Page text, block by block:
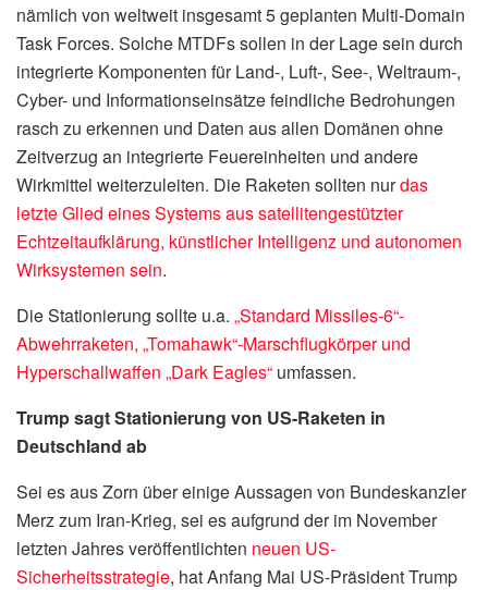
nämlich von weltweit insgesamt 5 geplanten Multi-Domain
Task Forces. Solche MTDFs sollen in der Lage sein durch
integrierte Komponenten für Land-, Luft-, See-, Weltraum-,
Cyber- und Informationseinsätze feindliche Bedrohungen
rasch zu erkennen und Daten aus allen Domänen ohne
Zeitverzug an integrierte Feuereinheiten und andere
Wirkmittel weiterzuleiten. Die Raketen sollten nurdas
letzte Glied eines Systems aus satellitengestützter
Echtzeitaufklärung, künstlicher Intelligenz und autonomen
Wirksystemen sein.
Die Stationierung sollte u.a. „Standard Missiles-6“-
Abwehrraketen, „Tomahawk“-Marschflugkörper und
Hyperschallwaffen „Dark Eagles“ umfassen.
Trump sagt Stationierung von US-Raketen in
Deutschland ab
Sei es aus Zorn über einige Aussagen von Bundeskanzler
Merz zum Iran-Krieg, sei es aufgrund der im November
letzten Jahres veröffentlichten neuen US-
Sicherheitsstrategie, hat Anfang Mai US-Präsident Trump